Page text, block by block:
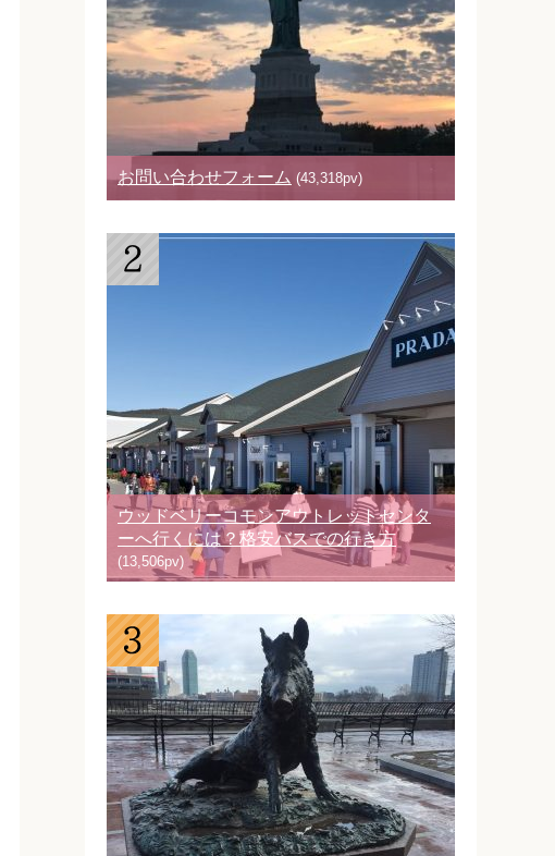
お問い合わせフォーム (43,318pv)
ウッドベリーコモンアウトレットセンタ
ーへ行くには？格安バスでの行き方
(13,506pv)